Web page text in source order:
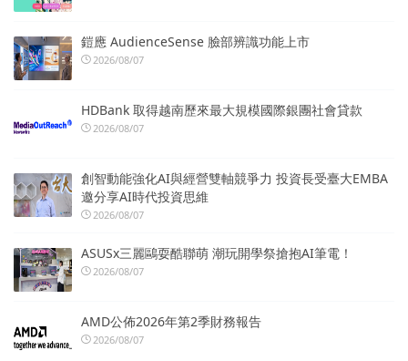
鎧應 AudienceSense 臉部辨識功能上市
2026/08/07
HDBank 取得越南歷來最大規模國際銀團社會貸款
2026/08/07
創智動能強化AI與經營雙軸競爭力 投資長受臺大EMBA
邀分享AI時代投資思維
2026/08/07
ASUSx三麗鷗耍酷聯萌 潮玩開學祭搶抱AI筆電！
2026/08/07
AMD公佈2026年第2季財務報告
2026/08/07